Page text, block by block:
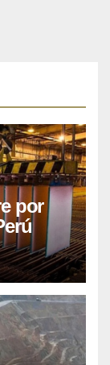
por